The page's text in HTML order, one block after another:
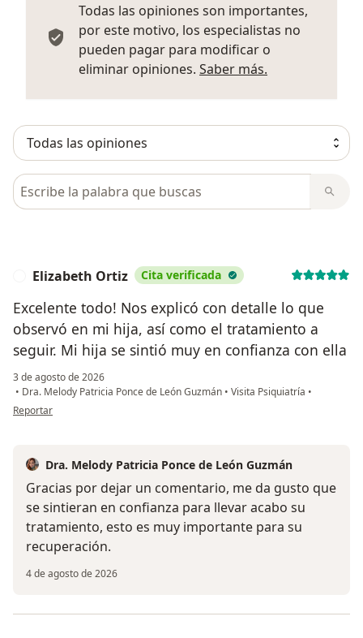
Todas las opiniones son importantes,
por este motivo, los especialistas no
pueden pagar para modificar o
eliminar opiniones. Saber más.
Busca en opiniones
Elizabeth Ortiz Cita verificada
Excelente todo! Nos explicó con detalle lo que
observó en mi hija, así como el tratamiento a
seguir. Mi hija se sintió muy en confianza con ella
3 de agosto de 2026
• Dra. Melody Patricia Ponce de León Guzmán • Visita Psiquiatría •
en opinión del usuario Elizabeth Ortiz
Reportar
Dra. Melody Patricia Ponce de León Guzmán
Gracias por dejar un comentario, me da gusto que
se sintieran en confianza para llevar acabo su
tratamiento, esto es muy importante para su
recuperación.
4 de agosto de 2026